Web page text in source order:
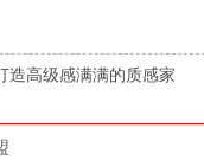
打造高级感满满的质感家